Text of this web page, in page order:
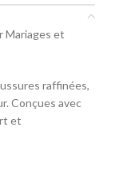
produit
44
Mariages et
raffinées,
Conçues avec
et